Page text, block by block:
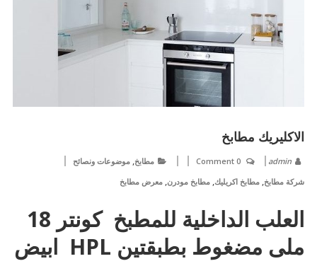
الاكليريك مطابخ
admin
0 Comment مطابخ, موضوعات ونصائح
شركة مطابخ, مطابخ اكريليك, مطابخ مودرن, معرض مطابخ
العلب الداخلية للمطبخ كونتر 18
ملى مضغوط بطبقتين HPL ابيض